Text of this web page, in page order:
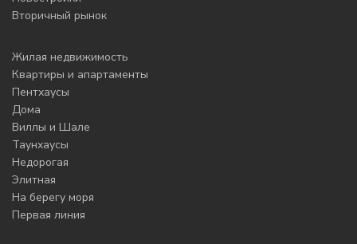
Вторичный рынок
Жилая недвижимость
Квартиры и апартаменты
Пентхаусы
Дома
Виллы и Шале
Таунхаусы
Недорогая
Элитная
На берегу моря
Первая линия